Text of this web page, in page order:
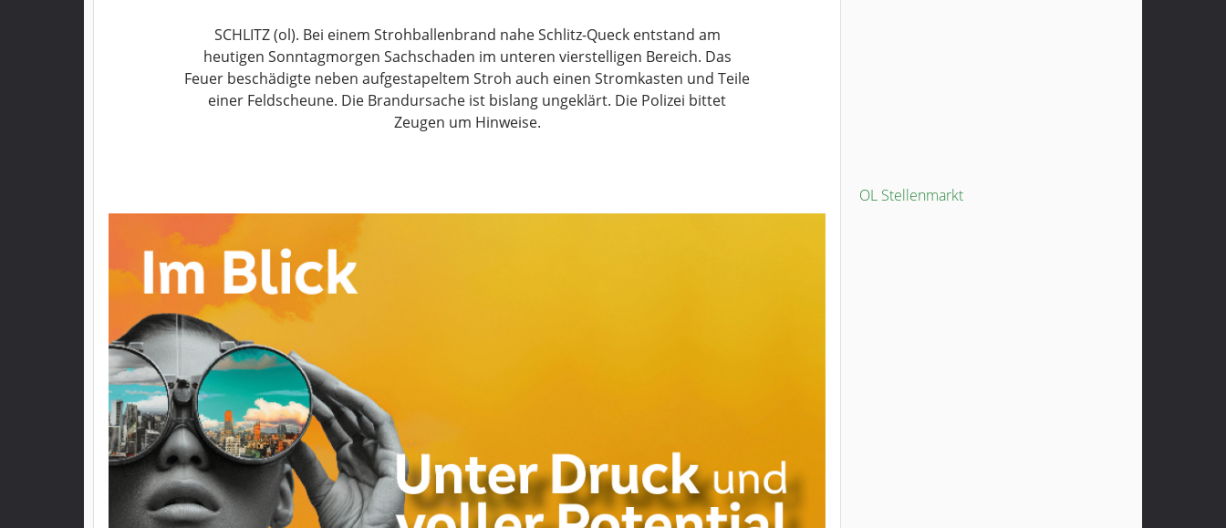
Schwalm
Gießen
Impressum
Datenschutzerklärung
SCHLITZ (ol). Bei einem Strohballenbrand nahe Schlitz-Queck entstand am
heutigen Sonntagmorgen Sachschaden im unteren vierstelligen Bereich. Das
Feuer beschädigte neben aufgestapeltem Stroh auch einen Stromkasten und Teile
einer Feldscheune. Die Brandursache ist bislang ungeklärt. Die Polizei bittet
Zeugen um Hinweise.
OL Stellenmarkt